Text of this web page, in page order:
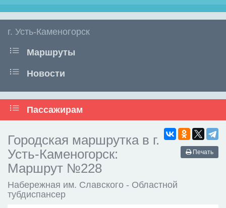
г. Усть-Каменогорск
Маршруты
Новости
Пассажирам
Печать
Городская маршрутка в г.
Усть-Каменогорск:
Маршрут №228
Набережная им. Славского - Областной
тубдиспансер